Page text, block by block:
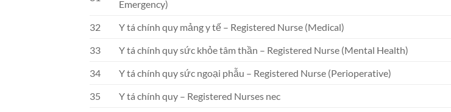
Emergency)
32 Y tá chính quy mảng y tế – Registered Nurse (Medical)
33
Y tá chính quy sức khỏe tâm thần – Registered Nurse (Mental Health)
34
Y tá chính quy sức ngoại phẫu – Registered Nurse (Perioperative)
35
Y tá chính quy – Registered Nurses nec